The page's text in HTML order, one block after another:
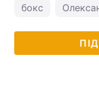
бокс